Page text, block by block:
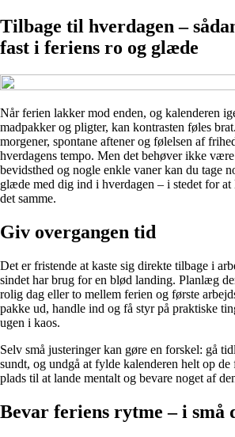
Tilbage til hverdagen –
fast i feriens ro og glæde
Når ferien lakker mod enden, og kalenderen
madpakker og pligter, kan kontrasten føles
morgener, spontane aftener og følelsen af
hverdagens tempo. Men det behøver ikke
bevidsthed og nogle enkle vaner kan du tage
glæde med dig ind i hverdagen – i stedet for at
det samme.
Giv overgangen tid
Det er fristende at kaste sig direkte tilbage i
sindet har brug for en blød landing. Planlæg
rolig dag eller to mellem ferien og første
pakke ud, handle ind og få styr på praktiske
ugen i kaos.
Selv små justeringer kan gøre en forskel: gå
sundt, og undgå at fylde kalenderen helt op
plads til at lande mentalt og bevare noget af
Bevar feriens rytme – i små